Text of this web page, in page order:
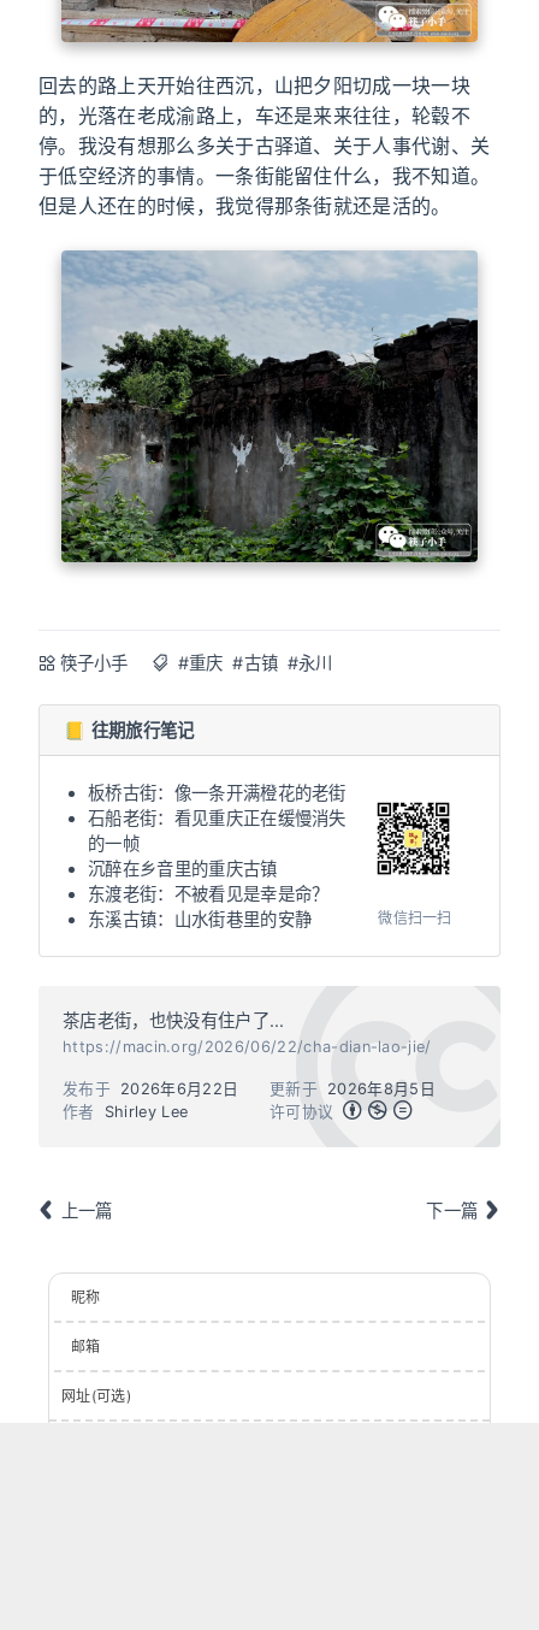
回去的路上天开始往西沉，山把夕阳切成一块一块
的，光落在老成渝路上，车还是来来往往，轮毂不
停。我没有想那么多关于古驿道、关于人事代谢、关
于低空经济的事情。一条街能留住什么，我不知道。
但是人还在的时候，我觉得那条街就还是活的。
筷子小手 #重庆 #古镇 #永川
📒 往期旅行笔记
板桥古街：像一条开满橙花的老街
石船老街：看见重庆正在缓慢消失
的一帧
沉醉在乡音里的重庆古镇
东渡老街：不被看见是幸是命？
东溪古镇：山水街巷里的安静
微信扫一扫
茶店老街，也快没有住户了...
https://macin.org/2026/06/22/cha-dian-lao-jie/
作者 Shirley Lee
发布于 2026年6月22日 更新于
2026年8月5日
许可协议
上一篇 下一篇
昵称
邮箱
网址(可选)